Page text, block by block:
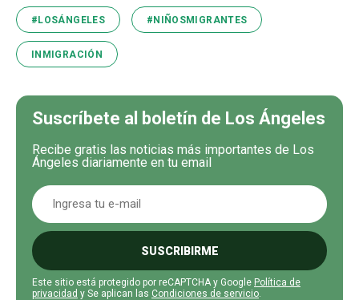
#LOSÁNGELES #NIÑOSMIGRANTES
INMIGRACIÓN
Suscríbete al boletín de Los Ángeles
Recibe gratis las noticias más importantes de Los
Ángeles diariamente en tu email
SUSCRIBIRME
Este sitio está protegido por reCAPTCHA y Google Política de
privacidad y Se aplican las Condiciones de servicio.